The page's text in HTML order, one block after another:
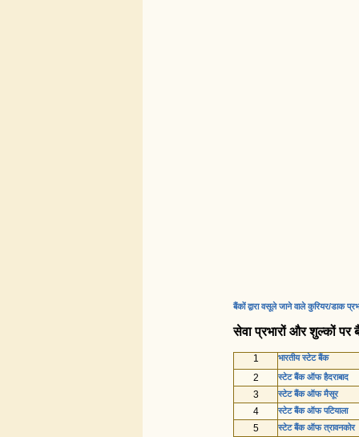
बैंकों द्वारा वसूले जाने वाले कुरियर/डाक
सेवा प्रभारों और शुल्कों
1 भारतीय स्टेट बैंक
2 स्टेट बैंक ऑफ हैदराबाद
3 स्टेट बैंक ऑफ मैसूर
4 स्टेट बैंक ऑफ पटियाला
5 स्टेट बैंक ऑफ त्रावनकोर